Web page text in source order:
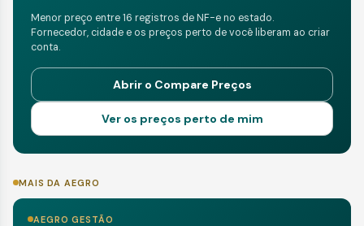
Menor preço entre 16 registros de NF-e no estado.
Fornecedor, cidade e os preços perto de você liberam ao criar
conta.
Abrir o Compare Preços
Ver os preços perto de mim
MAIS DA AEGRO
AEGRO GESTÃO